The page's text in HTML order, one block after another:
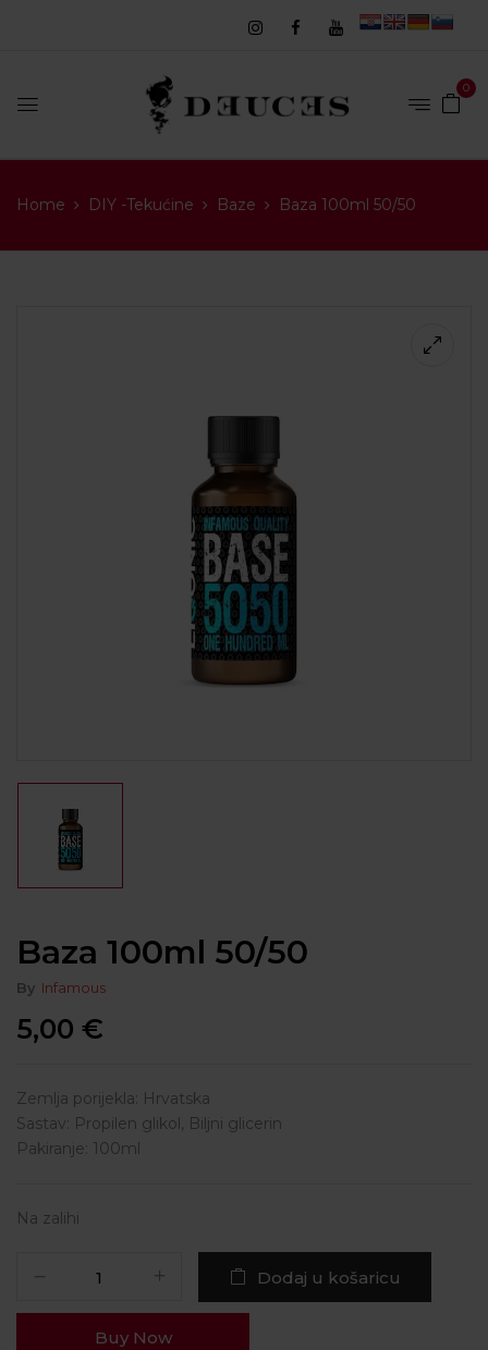
0
Home DIY -Tekućine Baze Baza 100ml 50/50
Baza 100ml 50/50
By Infamous
5,00 €
Zemlja porijekla: Hrvatska
Sastav: Propilen glikol, Biljni glicerin
Pakiranje: 100ml
Na zalihi
Dodaj u košaricu
Buy Now